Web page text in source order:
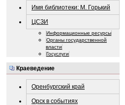
Имя библиотеки: М. Горький
ЦСЗИ
Информационные ресурсы
Органы государственной
власти
Госуслуги
Краеведение
Оренбургский край
Орск в событиях